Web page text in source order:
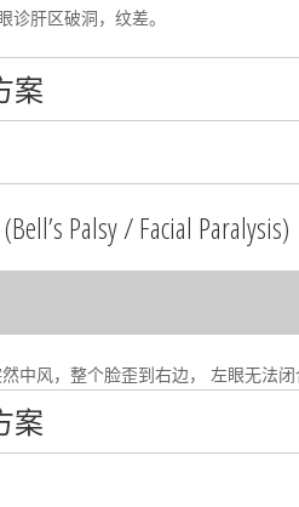
肝区破洞，纹差。
案
Palsy / Facial Paralysis)
中风，整个脸歪到右边， 左眼无法
案